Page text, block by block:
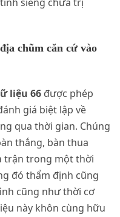
chũm căn cứ vào
liệu 66 được phép
giá biệt lập về
qua thời gian. Chúng
thắng, bàn thua
trận trong một thời
đó thẩm định cũng
cũng như thời cơ
này khôn cùng hữu